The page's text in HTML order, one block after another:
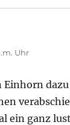
Uhr
Einhorn
ein ganz